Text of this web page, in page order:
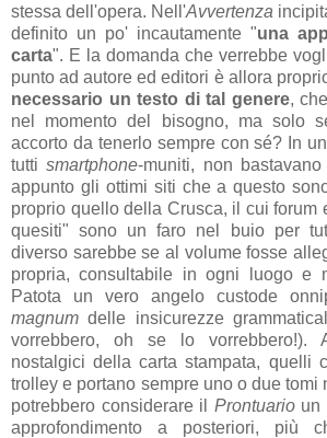
stessa dell'opera. Nell'Avvertenza
definito un po' incautamente "una
carta". E la domanda che verrebbe
punto ad autore ed editori è allora
necessario un testo di tal genere,
nel momento del bisogno, ma solo
accorto da tenerlo sempre con sé? In
tuttismartphone-muniti, non
appunto gli ottimi siti che a questo
proprio quello della Crusca, il cui forum
quesiti" sono un faro nel buio per
diverso sarebbe se al volume fosse
propria, consultabile in ogni luogo e
Patota un vero angelo custode
magnum delle insicurezze
vorrebbero, oh se lo vorrebbero!).
nostalgici della carta stampata, quelli
trolley e portano sempre uno o due tomi
potrebbero considerare il Prontuarioun
approfondimento a posteriori, più